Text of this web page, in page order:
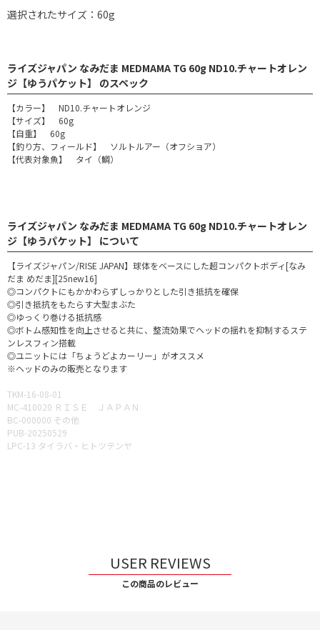
選択されたサイズ：60g
ライズジャパン なみだま MEDMAMA TG 60g ND10.チャートオレン
ジ【ゆうパケット】 のスペック
【カラー】 ND10.チャートオレンジ
【サイズ】 60g
【自重】 60g
【釣り方、フィールド】 ソルトルアー（オフショア）
【代表対象魚】 タイ（鯛）
ライズジャパン なみだま MEDMAMA TG 60g ND10.チャートオレン
ジ【ゆうパケット】 について
【ライズジャパン/RISE JAPAN】球体をベースにした超コンパクトボディ[なみ
だま めだま][25new16]
◎コンパクトにもかかわらずしっかりとした引き抵抗を確保
◎引き抵抗をもたらす大型まぶた
◎ゆっくり巻ける抵抗感
◎ボトム感知性を向上させると共に、整流効果でヘッドの揺れを抑制するステ
ンレスフィン搭載
◎ユニットには「ちょうどよカーリー」がオススメ
※ヘッドのみの販売となります
TKM-16-08-01
MC-410020 ＲＩＳＥ ＪＡＰＡＮ
BC-000000 その他
PUB-20250529
LPC-13 タイラバ・ヒトツテンヤ
USER REVIEWS
この商品のレビュー